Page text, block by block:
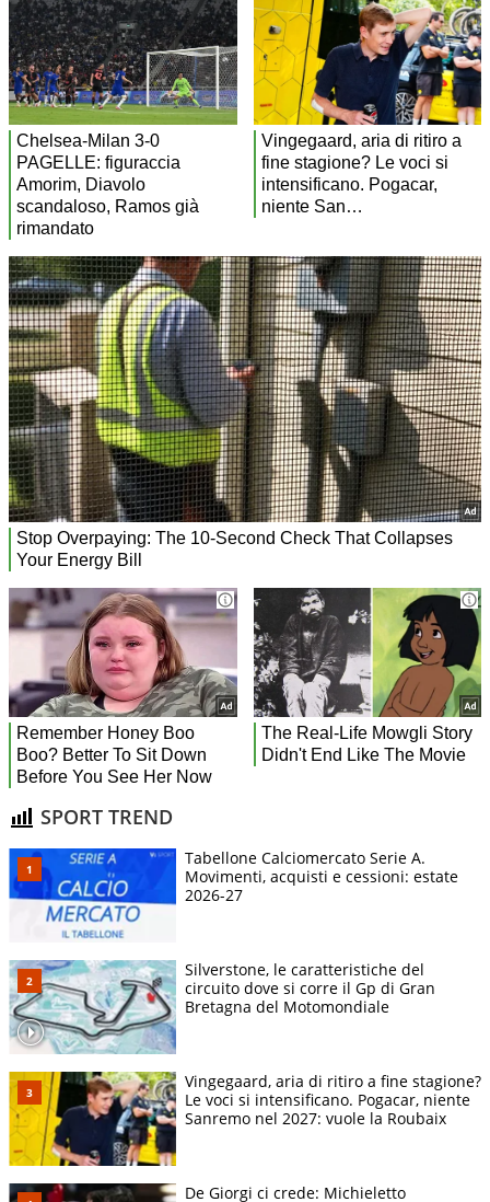
SPORT TREND
Tabellone Calciomercato Serie A.
Movimenti, acquisti e cessioni: estate
2026-27
Silverstone, le caratteristiche del
circuito dove si corre il Gp di Gran
Bretagna del Motomondiale
Vingegaard, aria di ritiro a fine stagione?
Le voci si intensificano. Pogacar, niente
Sanremo nel 2027: vuole la Roubaix
De Giorgi ci crede: Michieletto